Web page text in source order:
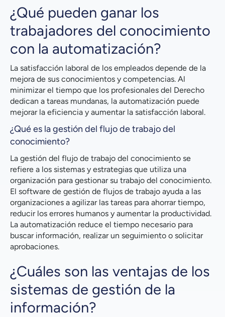
¿Qué pueden ganar los
trabajadores del conocimiento
con la automatización?
La satisfacción laboral de los empleados depende de la
mejora de sus conocimientos y competencias. Al
minimizar el tiempo que los profesionales del Derecho
dedican a tareas mundanas, la automatización puede
mejorar la eficiencia y aumentar la satisfacción laboral.
¿Qué es la gestión del flujo de trabajo del
conocimiento?
La gestión del flujo de trabajo del conocimiento se
refiere a los sistemas y estrategias que utiliza una
organización para gestionar su trabajo del conocimiento.
El software de gestión de flujos de trabajo ayuda a las
organizaciones a agilizar las tareas para ahorrar tiempo,
reducir los errores humanos y aumentar la productividad.
La automatización reduce el tiempo necesario para
buscar información, realizar un seguimiento o solicitar
aprobaciones.
¿Cuáles son las ventajas de los
sistemas de gestión de la
información?